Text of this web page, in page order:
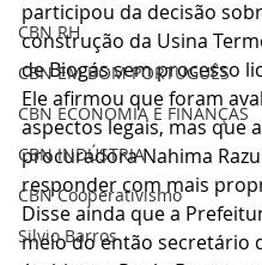
CBN RH
CBN EM BOM PORTUGUÊS
CBN ECONOMIA E FINANÇAS
CBN INDÚSTRIA
CBN Cooperativismo
Silvio Barros
participou da decisão
construção da Usina
de Biogás sem processo
Ele afirmou que foram
aspectos legais, mas que a
procuradora Nahima
responder com mais
Disse ainda que a
meio do então secretário